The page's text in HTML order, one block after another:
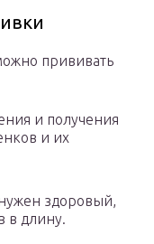
прививать
и получения
и их
здоровый,
в длину.